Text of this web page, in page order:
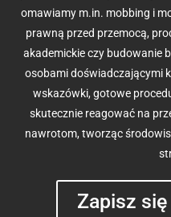
omawiamy m.in. mobbing i
prawną przed przemocą,
akademickie czy budowanie
osobami doświadczającymi
wskazówki, gotowe
skutecznie reagować na
nawrotom, tworząc
Zapisz